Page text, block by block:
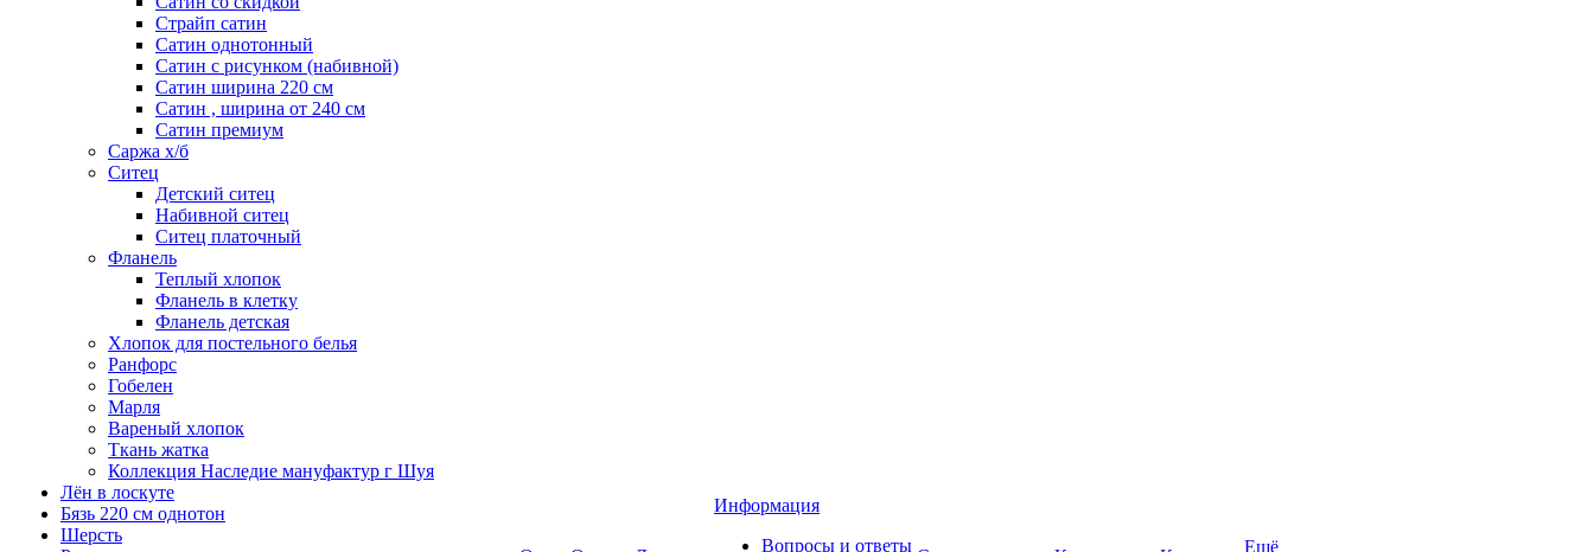
Страйп сатин
Сатин однотонный
Сатин с рисунком (набивной)
Сатин ширина 220 см
Сатин , ширина от 240 см
Сатин премиум
Саржа х/б
Ситец
Детский ситец
Набивной ситец
Ситец платочный
Фланель
Теплый хлопок
Фланель в клетку
Фланель детская
Хлопок для постельного белья
Ранфорс
Гобелен
Марля
Вареный хлопок
Ткань жатка
Коллекция Наследие мануфактур г Шуя
Лён в лоскуте
Бязь 220 см однотон
Шерсть
Информация
Вопросы и ответы
Ещё